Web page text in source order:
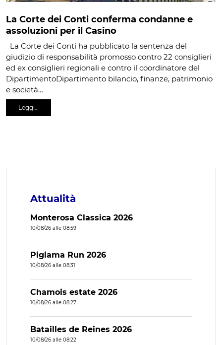
La Corte dei Conti conferma condanne e
assoluzioni per il Casino
La Corte dei Conti ha pubblicato la sentenza del
giudizio di responsabilità promosso contro 22 consiglieri
ed ex consiglieri regionali e contro il coordinatore del
DipartimentoDipartimento bilancio, finanze, patrimonio
e società…
Leggi…
Attualità
Monterosa Classica 2026
10/08/26 alle 08:59
Pigiama Run 2026
10/08/26 alle 08:31
Chamois estate 2026
10/08/26 alle 08:27
Batailles de Reines 2026
10/08/26 alle 08:22